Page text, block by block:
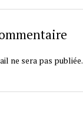
ne sera pas publiée.